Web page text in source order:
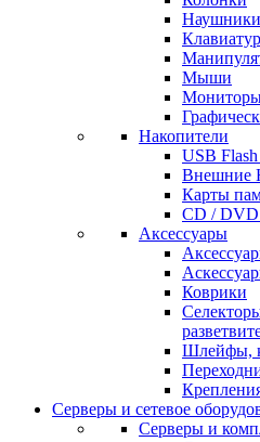
Мыши
Накопители
USB
Внешние
Карты
CD / DVD
Аксессуары
Коврики
Шлейфы,
Серверы и сетевое
Серверы и